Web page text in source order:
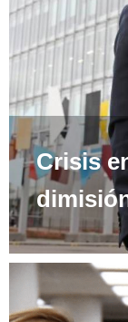
Crisis